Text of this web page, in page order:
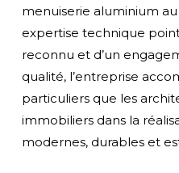
Haut
pour
menuiserie aluminium
expertise technique
reconnu et d’un
qualité, l’entreprise
particuliers que les
immobiliers dans la
modernes, durables et